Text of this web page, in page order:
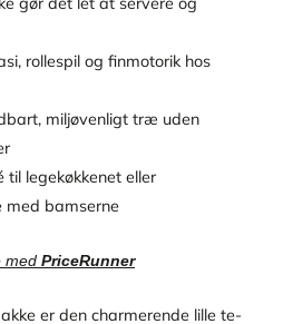
rollespil og finmotorik hos
miljøvenligt træ uden
til legekøkkenet eller
bamserne
med PriceRunner
er den charmerende lille te­